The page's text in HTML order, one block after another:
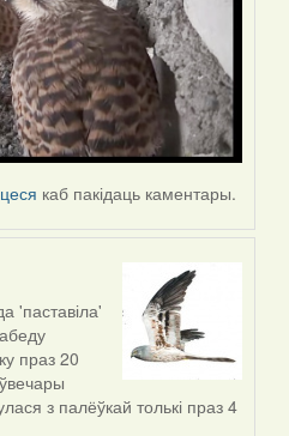
каб пакідаць каментары.
'паставіла'
праз 20
з палёўкай толькі праз 4